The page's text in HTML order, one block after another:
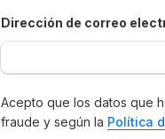
Dirección de correo
Acepto que los datos que
fraude y según la Política